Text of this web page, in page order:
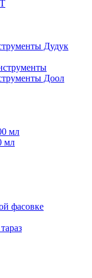
Дудук
Доол
мл
мл
фасовке